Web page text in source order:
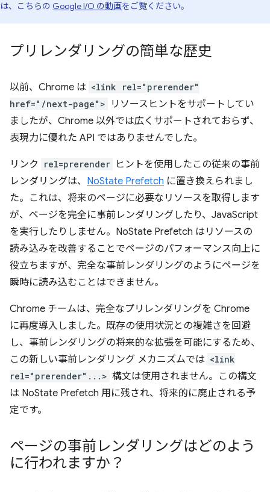
は、こちらの Google I/O の動画をご覧ください。
プリレンダリングの簡単な歴史
以前、Chrome は <link rel="prerender"
href="/next-page">
リソースヒントをサポートしてい
ましたが、Chrome 以外では広くサポートされておらず、
表現力に優れた API ではありませんでした。
リンク rel=prerender ヒントを使用したこの従来の事前
レンダリングは、 NoState Prefetch に置き換えられまし
た。これは、将来のページに必要なリソースを取得します
が、ページを完全に事前レンダリングしたり、JavaScript
を実行したりしません。NoState Prefetch はリソースの
読み込みを改善することでページのパフォーマンス向上に
役立ちますが、完全な事前レンダリングのようにページを
瞬時に読み込むことはできません。
Chrome チームは、完全なプリレンダリングを Chrome
に再度導入しました。既存の使用状況との複雑さを回避
し、事前レンダリングの将来的な拡張を可能にするため、
この新しい事前レンダリング メカニズムでは <link
rel="prerender"...> 構文は使用されません。この構文
は NoState Prefetch 用に残され、将来的に廃止される予
定です。
ページの事前レンダリングはどのよう
に行われますか？